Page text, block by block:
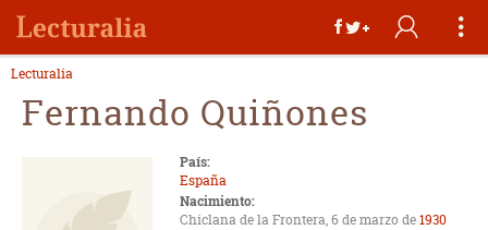
Lecturalia
Fernando Quiñones
País:
España
Nacimiento:
Chiclana de la Frontera, 6 de marzo de1930